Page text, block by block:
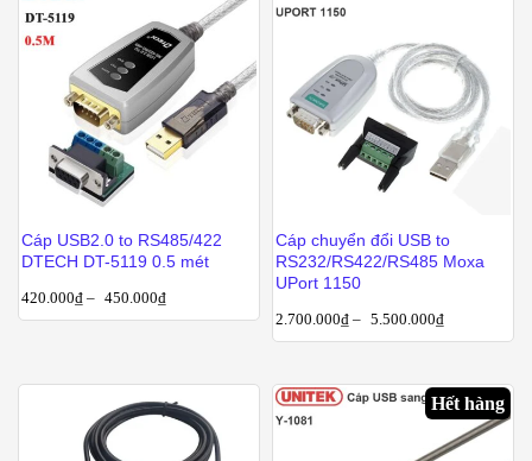
Cáp USB2.0 to RS485/422
DTECH DT-5119 0.5 mét
420.000₫ – 450.000₫
Cáp chuyển đổi USB to
RS232/RS422/RS485 Moxa
UPort 1150
2.700.000₫ – 5.500.000₫
Hết hàng